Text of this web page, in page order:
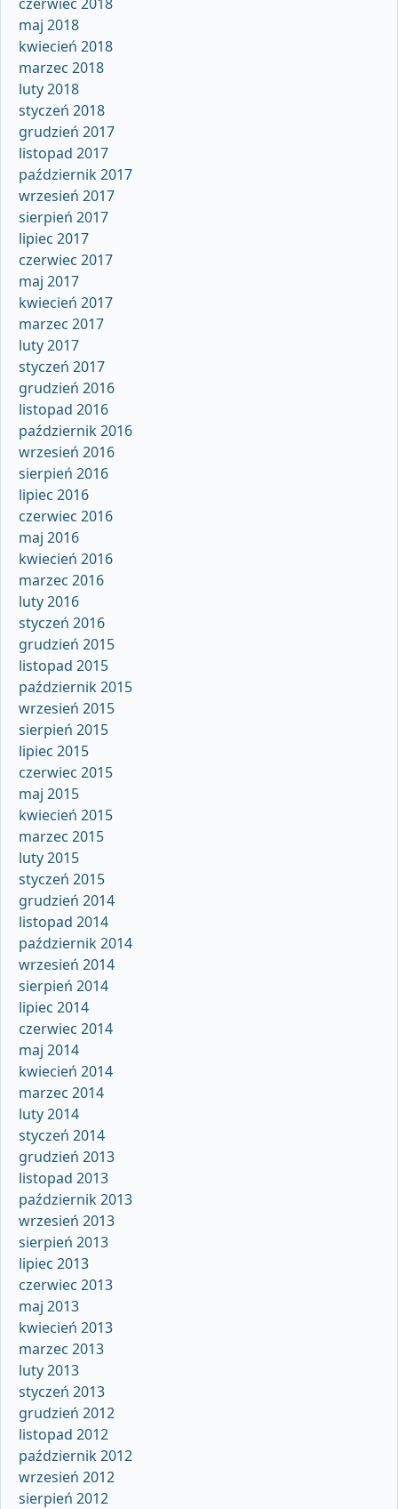
maj 2018
kwiecień 2018
marzec 2018
luty 2018
styczeń 2018
grudzień 2017
listopad 2017
październik 2017
wrzesień 2017
sierpień 2017
lipiec 2017
czerwiec 2017
maj 2017
kwiecień 2017
marzec 2017
luty 2017
styczeń 2017
grudzień 2016
listopad 2016
październik 2016
wrzesień 2016
sierpień 2016
lipiec 2016
czerwiec 2016
maj 2016
kwiecień 2016
marzec 2016
luty 2016
styczeń 2016
grudzień 2015
listopad 2015
październik 2015
wrzesień 2015
sierpień 2015
lipiec 2015
czerwiec 2015
maj 2015
kwiecień 2015
marzec 2015
luty 2015
styczeń 2015
grudzień 2014
listopad 2014
październik 2014
wrzesień 2014
sierpień 2014
lipiec 2014
czerwiec 2014
maj 2014
kwiecień 2014
marzec 2014
luty 2014
styczeń 2014
grudzień 2013
listopad 2013
październik 2013
wrzesień 2013
sierpień 2013
lipiec 2013
czerwiec 2013
maj 2013
kwiecień 2013
marzec 2013
luty 2013
styczeń 2013
grudzień 2012
listopad 2012
październik 2012
wrzesień 2012
sierpień 2012